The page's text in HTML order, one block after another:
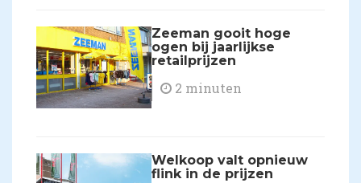
Zeeman gooit hoge
ogen bij jaarlijkse
retailprijzen
2 minuten
Welkoop valt opnieuw
flink in de prijzen